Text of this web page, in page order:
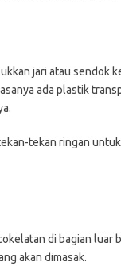
jari atau sendok
ada plastik
tekan ringan
di bagian luar
akan dimasak.